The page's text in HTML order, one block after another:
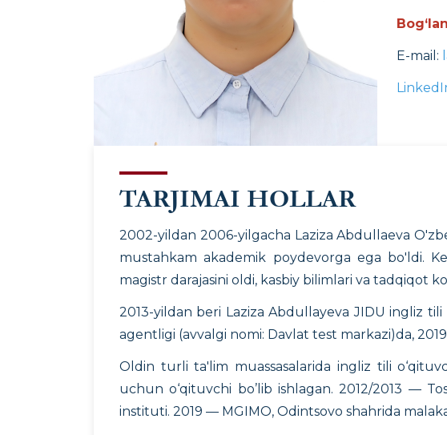
E-mail:
TARJIMAI HOLLAR
2002-yildan 2006-yilgacha Laziza Abdullaeva
mustahkam akademik poydevorga ega bo'ldi.
magistr darajasini oldi, kasbiy bilimlari va tadqiqot
2013-yildan beri Laziza Abdullayeva JIDU ingliz
agentligi (avvalgi nomi: Davlat test markazi)da,
Oldin turli ta'lim muassasalarida ingliz tili
uchun o‘qituvchi bo’lib ishlagan. 2012/2013 —
instituti. 2019 — MGIMO, Odintsovo shahrida